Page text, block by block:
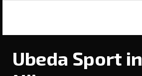
Ubeda Sport in